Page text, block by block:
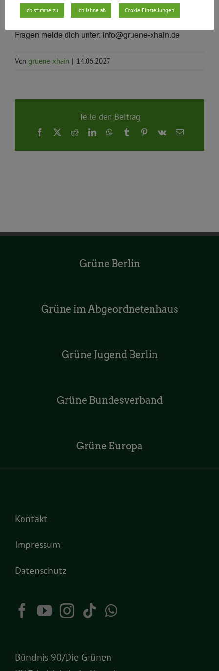
Wir treffen uns jeden zweiten Montag im Monat
Fragen melde dich unter: info@gruene-xhain.de
Von gruene xhain | 14.06.2027
Teile den Beitrag
Facebook
X RedditLinkedInWhatsApp
TumblrPinterest
Vk
E-
Grüne Berlin
Grüne im Abgeordnetenhaus
Grüne Jugend Berlin
Grüne Bundesverband
Grüne Europa
Kontakt
Impressum
Datenschutz
Bündnis 90/Die Grünen
Ich stimme zu Ich lehne ab Cookie Einstellungen